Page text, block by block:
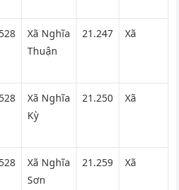
528
Xã Nghĩa
Thuận
21.247 Xã
528
Xã Nghĩa
Kỳ
21.250 Xã
528
Xã Nghĩa
Sơn
21.259 Xã